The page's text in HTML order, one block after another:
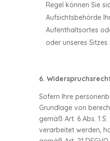
Regel können Sie
Aufsichtsbehörde
Aufenthaltsortes
oder unseres Sitzes
6.
Sofern Ihre
Grundlage von
gemäß Art. 6 Abs. 1 S.
verarbeitet werden,